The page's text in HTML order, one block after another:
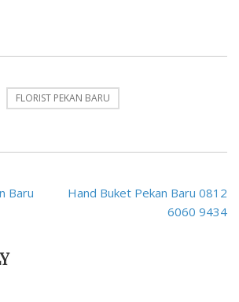
FLORIST PEKAN BARU
Baru
Hand Buket Pekan Baru 0812
6060 9434